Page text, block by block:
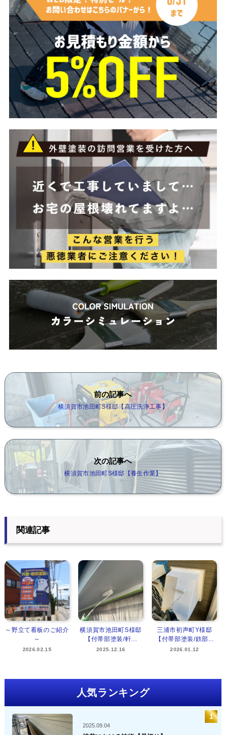
前の記事へ
横須賀市池田町S様邸【高圧洗浄工事】
次の記事へ
横須賀市池田町S様邸【養生作業】
関連記事
～野立て看板のご紹介
～
2026.02.15
横須賀市池田町S様邸
【付帯部塗装/軒...
2025.12.16
三浦市初声町Y様邸
【付帯部塗装/鉄部...
2026.01.12
人気ランキング
2025.09.04